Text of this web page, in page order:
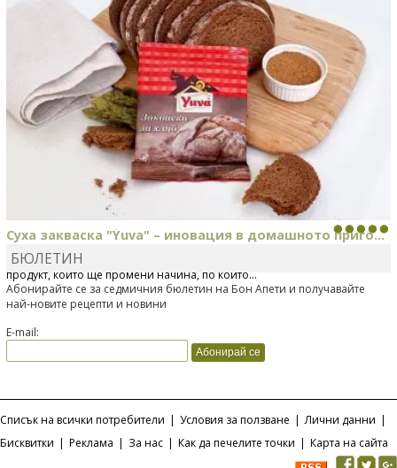
Суха закваска "Yuva" – иновация в домашното приго...
Отскоро Лесафр България стартира предлагането на изцяло нов
продукт, който ще промени начина, по който...
БЮЛЕТИН
Абонирайте се за седмичния бюлетин на Бон Апети и получавайте
най-новите рецепти и новини
E-mail:
Списък на всички потребители | Условия за ползване | Лични данни |
Бисквитки | Реклама | За нас | Как да печелите точки | Карта на сайта